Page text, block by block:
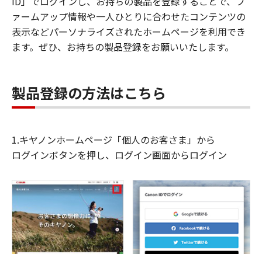
ァームアップ情報や一人ひとりに合わせたコンテンツの
表示などパーソナライズされたホームページを利用でき
ます。ぜひ、お持ちの製品登録をお願いいたします。
製品登録の方法はこちら
1.キヤノンホームページ「個人のお客さま」から
ログインボタンを押し、ログイン画面からログイン